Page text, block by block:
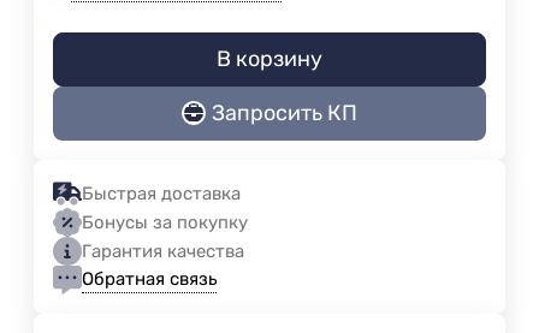
В корзину
Запросить КП
Быстрая доставка
Бонусы за покупку
Гарантия качества
Обратная связь